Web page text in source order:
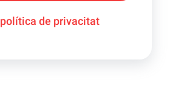
política de privacitat